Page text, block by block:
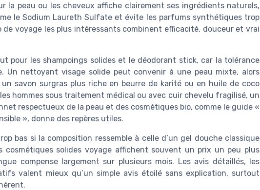
la peau ou les cheveux affiche clairement ses ingrédients naturels,
le Sodium Laureth Sulfate et évite les parfums synthétiques trop
voyage les plus intéressants combinent efficacité, douceur et vrai
pour les shampoings solides et le déodorant stick, car la tolérance
Un nettoyant visage solide peut convenir à une peau mixte, alors
savon surgras plus riche en beurre de karité ou en huile de coco
hommes sous traitement médical ou avec cuir chevelu fragilisé, un
respectueux de la peau et des cosmétiques bio, comme le guide «
», donne des repères utiles.
bas si la composition ressemble à celle d’un gel douche classique
cosmétiques solides voyage affichent souvent un prix un peu plus
compense largement sur plusieurs mois. Les avis détaillés, les
valent mieux qu’un simple avis étoilé sans explication, surtout